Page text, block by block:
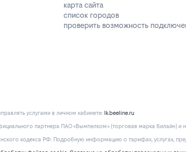
карта сайта
список городов
проверить возможность
услугами в личнoм кaбинeтe:
lk.beeline.ru
партнера ПАО «Вымпелком» (торговая марка билайн)
кодекса РФ. Подробную информацию о тарифах, услугах,